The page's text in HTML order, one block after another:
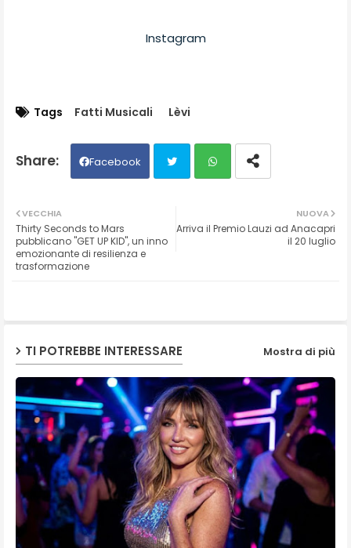
Instagram
Tags Fatti Musicali Lèvi
Facebook
ter ats
NUOVA
Arriva il Premio Lauzi ad Anacapri
il 20 luglio
VECCHIA
Thirty Seconds to Mars
pubblicano "GET UP KID", un inno
emozionante di resilienza e
trasformazione
TI POTREBBE INTERESSARE Mostra di più